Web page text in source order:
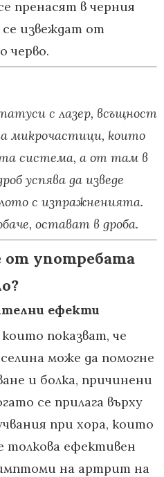
пренасят в черния
се извеждат от
черво.
с лазер, всъщност
микрочастици, които
система, а от там в
успява да изведе
с изпражненията.
остават в дроба.
от употребата
ефекти
показват, че
може да помогне
и болка, причинени
се прилага върху
при хора, които
толкова ефективен
на артрит на